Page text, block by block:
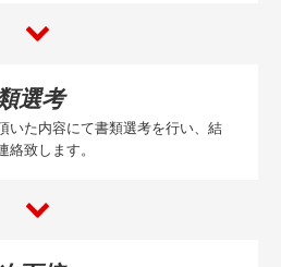
選考
いた内容にて書類選考を行い、結
絡致します。